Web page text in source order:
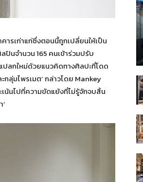
ารเก่าแก่ซึ่งตอนนี้ถูกเปลี่ยนให้เป็น
นจำนวน 165 คนเข้าร่วมปรับ
ลกใหม่ด้วยแนวคิดทางศิลปะที่โดด
กลุ่มไพรเมต’ กล่าวโดย Mankey
น้นไปที่ความขัดแย้งที่ไม่รู้จักจบสิ้น